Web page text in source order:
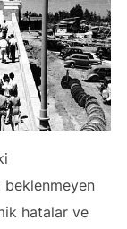
beklenmeyen
hatalar ve